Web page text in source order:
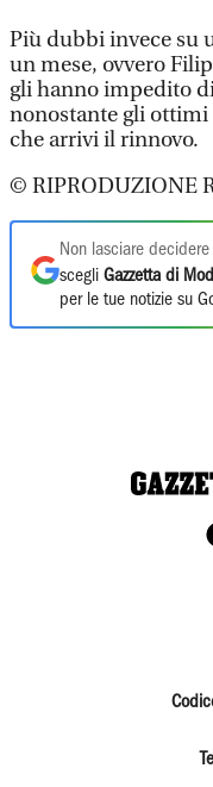
Più dubbi invece su
un mese, ovvero
gli hanno impedito
nonostante gli
che arrivi il rinnovo.
© RIPRODUZIONE
Non lasciare
scegli Gazzetta di
per le tue notizie su